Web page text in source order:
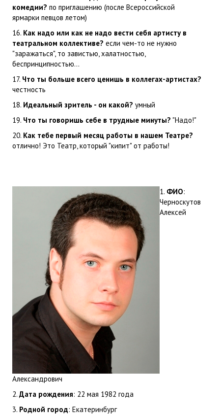
комедии? по приглашению (после Всероссийской
ярмарки певцов летом)
16. Как надо или как не надо вести себя артисту в
театральном коллективе? если чем-то не нужно
"заражаться", то завистью, халатностью,
беспринципностью...
17. Что ты больше всего ценишь в коллегах-артистах?
честность
18. Идеальный зритель - он какой? умный
19. Что ты говоришь себе в трудные минуты? "Надо!"
20. Как тебе первый месяц работы в нашем Театре?
отлично! Это Театр, который "кипит" от работы!
1. ФИО:
Черноскутов
Алексей
Александрович
2. Дата рождения: 22 мая 1982 года
3. Родной город: Екатеринбург